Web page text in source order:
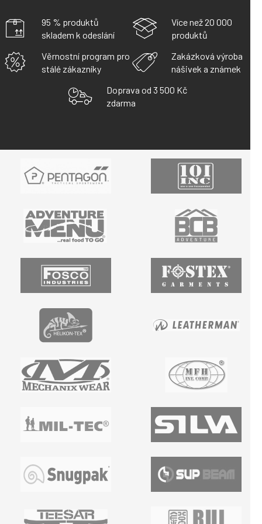
95 % produktů
skladem k odeslání
Více než 20 000
produktů
Věrnostní program pro
stálé zákazníky
Zakázková výroba
nášivek a známek
Doprava od 3 500 Kč
zdarma